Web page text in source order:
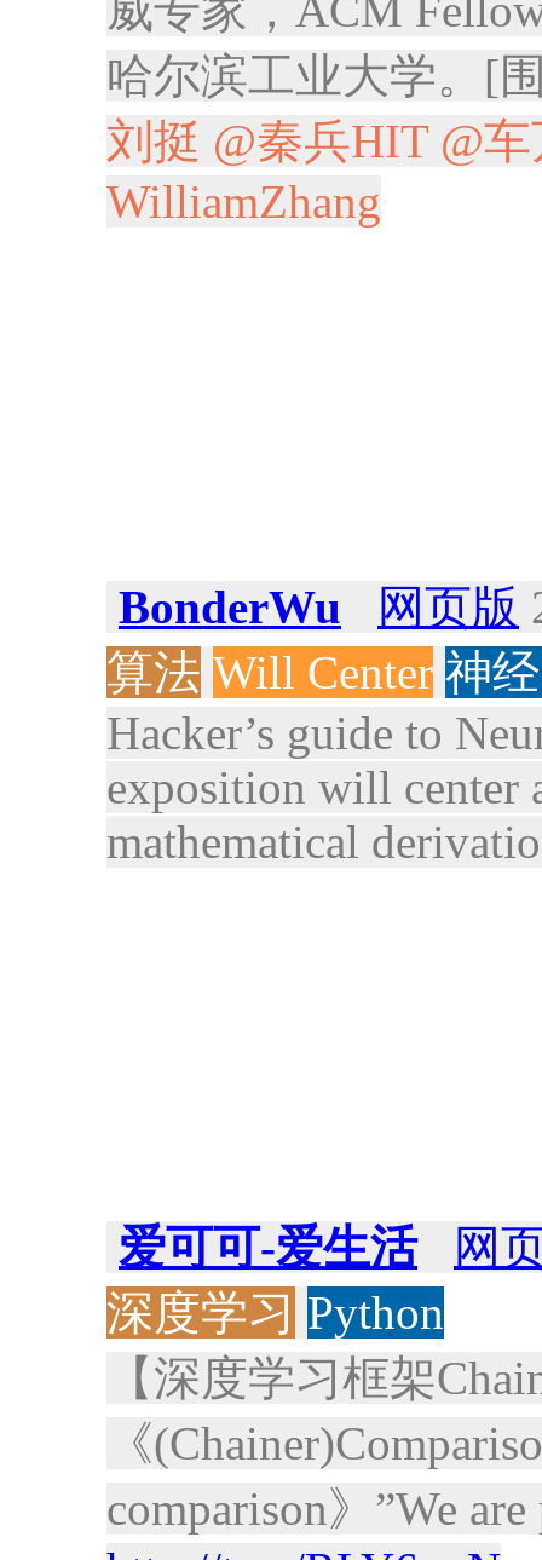
哈尔滨工业大学。[
刘挺 @秦兵HIT @
WilliamZhang
BonderWu 网页版
算法 Will Center 神
Hacker’s guide to
exposition will center
mathematical
爱可可-爱生活
网
深度学习 Python
【深度学习框架
《
comparison》”We